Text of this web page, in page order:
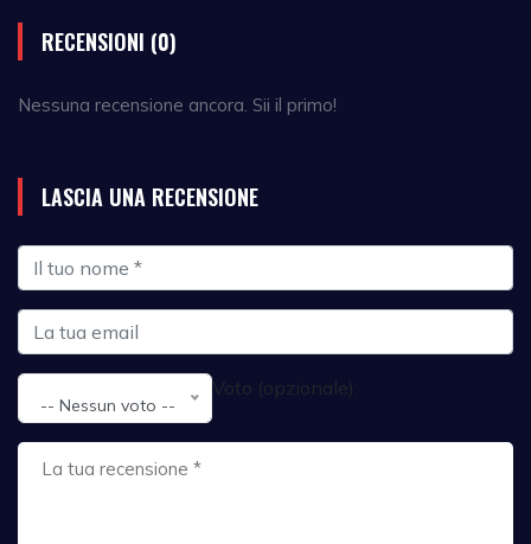
RECENSIONI (0)
Nessuna recensione ancora. Sii il primo!
LASCIA UNA RECENSIONE
Voto (opzionale):
-- Nessun voto --